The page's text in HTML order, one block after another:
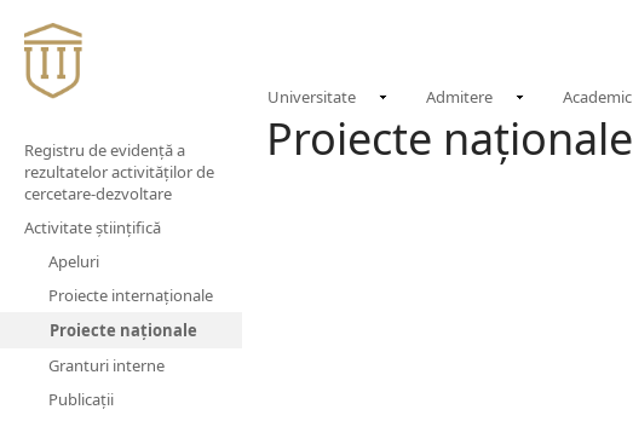
Universitate Admitere Academic
Proiecte naționale
Registru de evidenţă a
rezultatelor activităţilor de
cercetare-dezvoltare
Activitate științifică
Apeluri
Proiecte internaționale
Proiecte naționale
Granturi interne
Publicații